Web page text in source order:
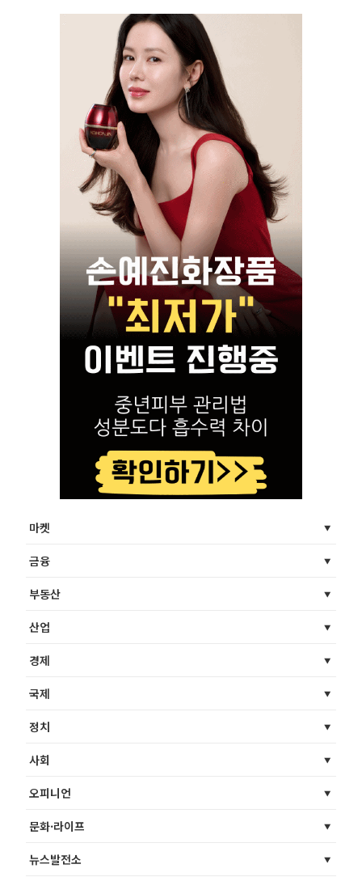
마켓
금융
부동산
산업
경제
국제
정치
사회
오피니언
문화·라이프
뉴스발전소